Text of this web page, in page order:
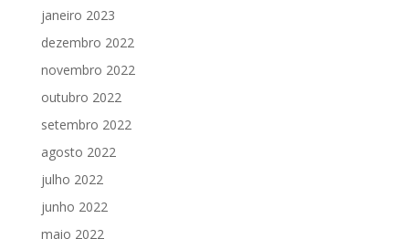
janeiro 2023
dezembro 2022
novembro 2022
outubro 2022
setembro 2022
agosto 2022
julho 2022
junho 2022
maio 2022